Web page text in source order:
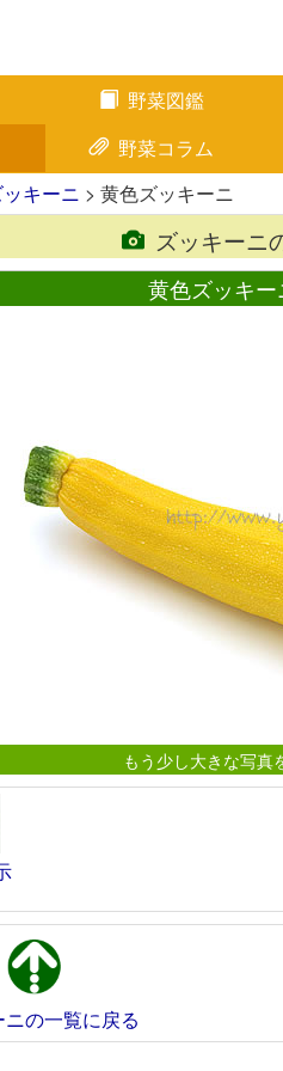
野菜図鑑
野菜コラム
ッキーニ > 黄色ズッキーニ
ズッキーニ
黄色ズッキー
もう少し大きな写真
ニの一覧に戻る